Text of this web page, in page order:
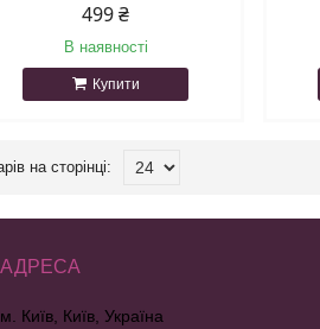
499 ₴
В наявності
Купити
м. Київ, Київ, Україна